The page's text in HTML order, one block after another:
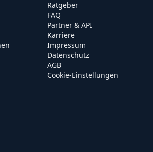
Ratgeber
FAQ
Partner & API
Karriere
Impressum
Datenschutz
AGB
Cookie-Einstellungen